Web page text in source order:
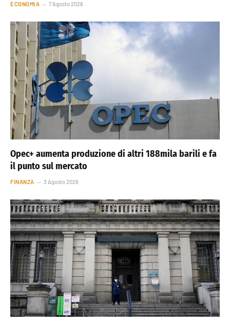
ECONOMIA 7 Agosto 2026
Opec+ aumenta produzione di altri 188mila barili e fa
il punto sul mercato
FINANZA 3 Agosto 2026